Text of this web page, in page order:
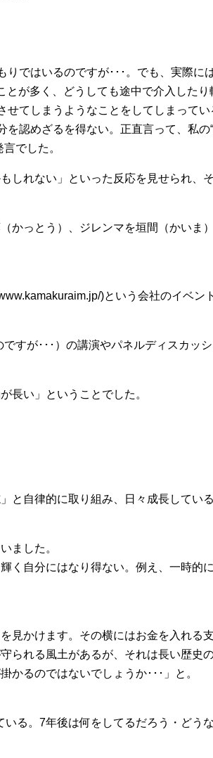
ではいるのですが･･･。でも、実際に
とが多く、どうしても途中で介入した
せてしまうようなことをしてしまってい
認めざるを得ない。正直言って、私の
でした。
しれない」といった反応を見せられ、
かっとう）、ジレンマを垣間（かいま
)という会社のイベン
すが･･･）の講演やパネルディスカッ
長い」ということでした。
と自律的に取り組み、日々成長してい
ました。
く自分にはなり得ない。例え、一時的
見かけます。その横にはお金を入れる
られる風土があるが、それは長い歴史
かるのではないでしょうか･･･」と。
る。7年後は何をしてるだろう・どう